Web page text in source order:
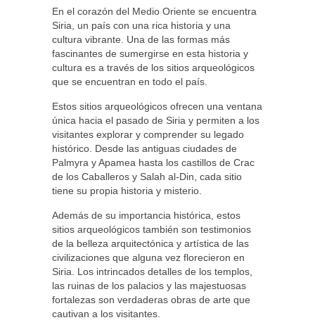
En el corazón del Medio Oriente se encuentra
Siria, un país con una rica historia y una
cultura vibrante. Una de las formas más
fascinantes de sumergirse en esta historia y
cultura es a través de los sitios arqueológicos
que se encuentran en todo el país.
Estos sitios arqueológicos ofrecen una ventana
única hacia el pasado de Siria y permiten a los
visitantes explorar y comprender su legado
histórico. Desde las antiguas ciudades de
Palmyra y Apamea hasta los castillos de Crac
de los Caballeros y Salah al-Din, cada sitio
tiene su propia historia y misterio.
Además de su importancia histórica, estos
sitios arqueológicos también son testimonios
de la belleza arquitectónica y artística de las
civilizaciones que alguna vez florecieron en
Siria. Los intrincados detalles de los templos,
las ruinas de los palacios y las majestuosas
fortalezas son verdaderas obras de arte que
cautivan a los visitantes.